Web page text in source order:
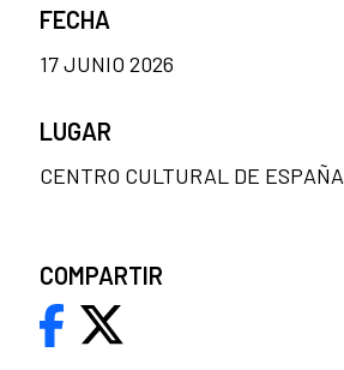
FECHA
17 JUNIO 2026
LUGAR
CENTRO CULTURAL DE ESPAÑA
COMPARTIR